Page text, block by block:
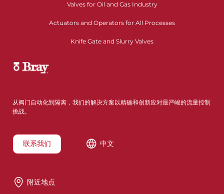
Valves for Oil and Gas Industry
Actuators and Operators for All Processes
Knife Gate and Slurry Valves
从阀门自动化到隔离，我们的解决方案以精确和创新应对最严峻的流量控制
挑战。
联系我们 中文
附近地点